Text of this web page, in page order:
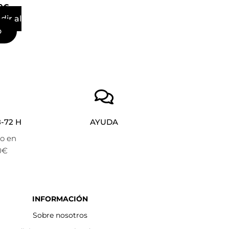
€
al
72 H
en
AYUDA
INFORMACIÓN
Sobre nosotros